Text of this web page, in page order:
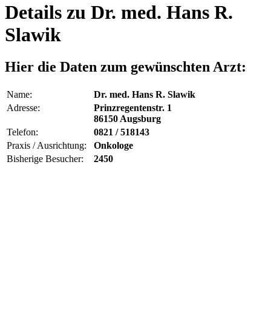
Details zu Dr. med. Hans R.
Slawik
Hier die Daten zum gewünschten Arzt:
Name:
Dr. med. Hans R. Slawik
Adresse:
Prinzregentenstr. 1
86150 Augsburg
Telefon:
0821 / 518143
Praxis / Ausrichtung:
Onkologe
Bisherige Besucher:
2450